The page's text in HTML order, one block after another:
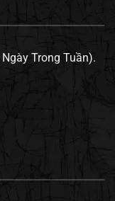
Trong Tuần).